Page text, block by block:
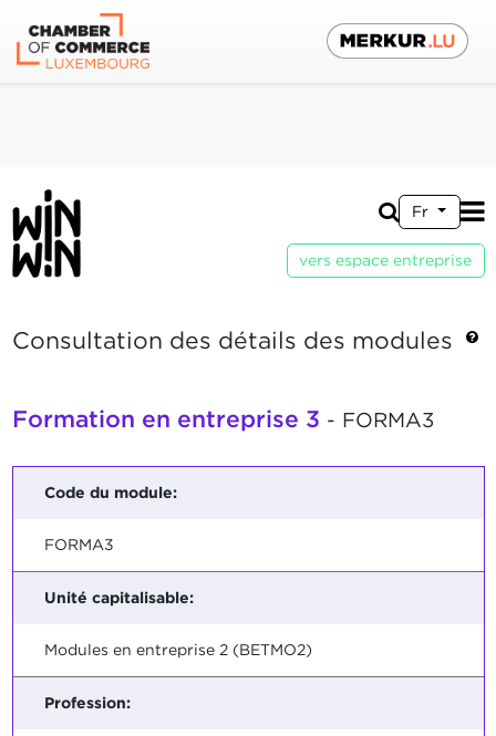
Fr
vers espace entreprise
Consultation des détails des modules
Formation en entreprise 3 - FORMA3
Code du module:
FORMA3
Unité capitalisable:
Modules en entreprise 2 (BETMO2)
Profession: